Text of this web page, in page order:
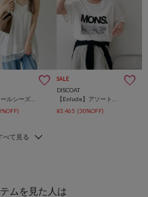
【Noka/オールシーズン◎】レース使いキャミチュニック
SALE
DISCOAT
¥3,465 (30%OFF)
ムを見た人は